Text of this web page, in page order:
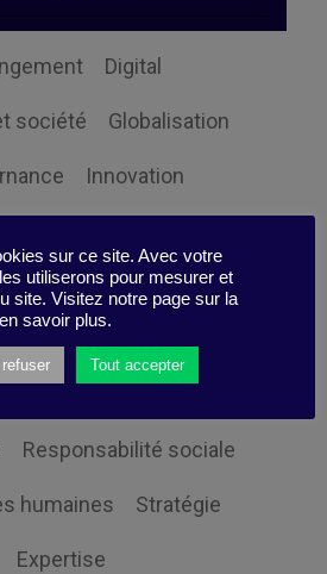
Digital
société Globalisation
Innovation
Mon efficacité
Responsabilité sociale
humaines Stratégie
Expertise
sur ce site. Avec votre
utiliserons pour mesurer et
site. Visitez notre page sur la
savoir plus.
Tout accepter